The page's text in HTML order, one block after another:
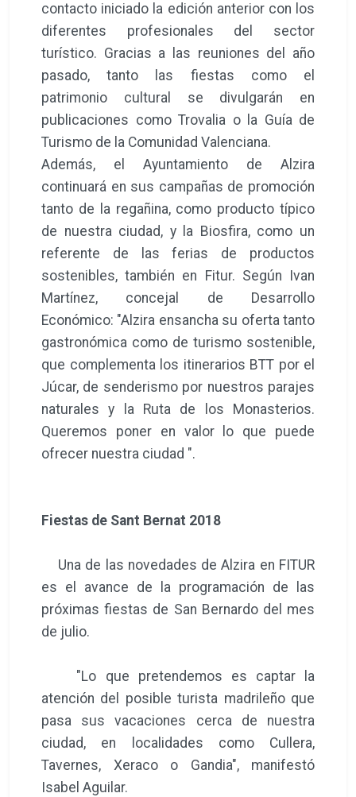
contacto iniciado la edición anterior con los
diferentes profesionales del sector
turístico. Gracias a las reuniones del año
pasado, tanto las fiestas como el
patrimonio cultural se divulgarán en
publicaciones como Trovalia o la Guía de
Turismo de la Comunidad Valenciana.
Además, el Ayuntamiento de Alzira
continuará en sus campañas de promoción
tanto de la regañina, como producto típico
de nuestra ciudad, y la Biosfira, como un
referente de las ferias de productos
sostenibles, también en Fitur. Según Ivan
Martínez, concejal de Desarrollo
Económico: "Alzira ensancha su oferta tanto
gastronómica como de turismo sostenible,
que complementa los itinerarios BTT por el
Júcar, de senderismo por nuestros parajes
naturales y la Ruta de los Monasterios.
Queremos poner en valor lo que puede
ofrecer nuestra ciudad ".
Fiestas de Sant Bernat 2018
Una de las novedades de Alzira en FITUR
es el avance de la programación de las
próximas fiestas de San Bernardo del mes
de julio.
"Lo que pretendemos es captar la
atención del posible turista madrileño que
pasa sus vacaciones cerca de nuestra
ciudad, en localidades como Cullera,
Tavernes, Xeraco o Gandia", manifestó
Isabel Aguilar.